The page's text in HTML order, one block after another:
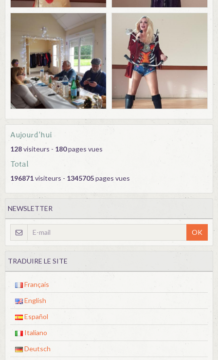
Aujourd'hui
128visiteurs - 180pages vues
Total
196871visiteurs - 1345705pages vues
NEWSLETTER
OK
TRADUIRE LE SITE
Français
English
Español
Italiano
Deutsch